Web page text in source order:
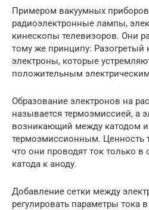
Примером вакуумных
радиоэлектронные лампы,
кинескопы телевизоров. Они
тому же принципу: Разогретый
электроны, которые
положительным
Образование электронов на
называется термоэмиссией, а
возникающий между катодом
термоэмиссионным. Ценность
что они проводят ток только
катода к аноду.
Добавление сетки между
регулировать параметры тока